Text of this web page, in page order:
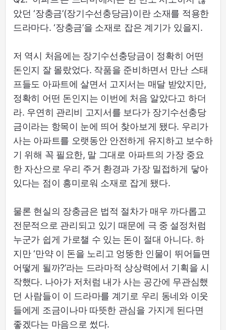
았던 ‘장충금’(장기수선충당금)이란 소재를 적용한
드라마다. ‘장충금’을 소재로 잡은 계기가 있을지.
저 역시 처음에는 장기수선충당금이 정확히 어떤
돈인지 잘 몰랐었다. 작품을 준비하면서 만난 스태
프들도 아파트에 살면서 고지서는 매달 받았지만,
정확히 어떤 돈인지는 이번에 처음 알았다고 하더
라. 우연히 관리비 고지서를 보다가 장기수선충당
금이라는 항목이 눈에 띄어 찾아보게 됐다. 우리가
사는 아파트를 오랫동안 안전하게 유지하고 보수하
기 위해 꼭 필요한, 말 그대로 아파트의 가장 중요
한 자산으로 우리 주거 환경과 가장 밀접하게 닿아
있다는 점이 흥미로워 소재로 잡게 됐다.
물론 현실의 장충금은 법적 절차가 매우 까다롭고
전문적으로 관리되고 있기 때문에 극 중 설정처럼
누군가 쉽게 가로챌 수 있는 돈이 절대 아니다. 하
지만 ‘만약 이 돈을 노리고 엉뚱한 인물이 뛰어들면
어떻게 될까?’라는 드라마적 상상력에서 기획을 시
작했다. 나아가 저처럼 내가 사는 공간에 무관심했
던 사람들이 이 드라마를 계기로 우리 동네와 이웃
들에게 조금이나마 따뜻한 관심을 가지게 된다면
좋겠다는 마음으로 썼다.